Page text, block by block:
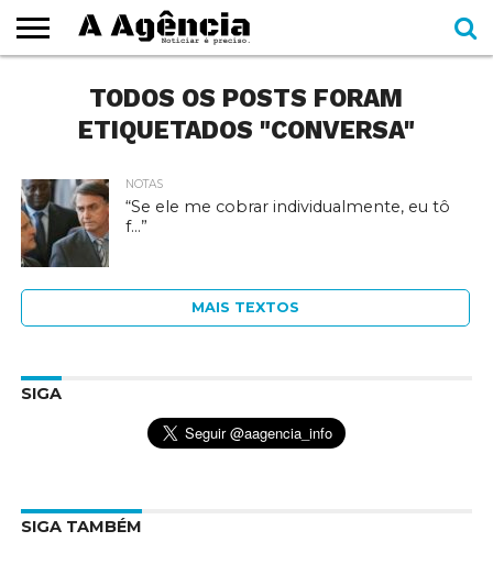
CADERNOS
SEÇÕES
ESPECIAIS
COMO
AJUDAR
CONTATOTODOS OS POSTS FORAM
ETIQUETADOS "CONVERSA"
NOTAS
“Se ele me cobrar individualmente, eu tô
f…”
MAIS TEXTOS
SIGA
SIGA TAMBÉM